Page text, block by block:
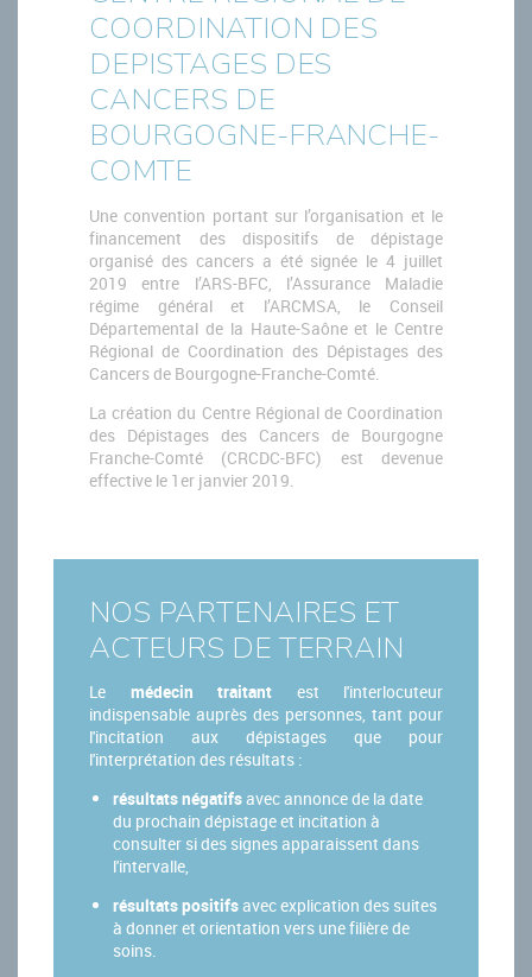
CANCER DU COL DE L'UTÉRUS
DÉPISTAGE DU CANCER DU COL DE L'UTÉRUS
LE DÉPISTAGE EN PRATIQUE
COORDINATION DES
DEPISTAGES DES
CANCERS DE
BOURGOGNE-FRANCHE-
COMTE
Une convention portant sur l’organisation et le
financement des dispositifs de dépistage
organisé des cancers a été signée le 4 juillet
2019 entre l’ARS-BFC, l’Assurance Maladie
régime général et l’ARCMSA, le Conseil
Départemental de la Haute-Saône et le Centre
Régional de Coordination des Dépistages des
Cancers de Bourgogne-Franche-Comté.
La création du Centre Régional de Coordination
des Dépistages des Cancers de Bourgogne
Franche-Comté (CRCDC-BFC) est devenue
effective le 1er janvier 2019.
NOS PARTENAIRES ET
ACTEURS DE TERRAIN
Le médecin traitant est l'interlocuteur
indispensable auprès des personnes, tant pour
l'incitation aux dépistages que pour
l'interprétation des résultats :
résultats négatifsavec annonce de la date
du prochain dépistage et incitation à
consulter si des signes apparaissent dans
l'intervalle,
résultats positifsavec explication des suites
à donner et orientation vers une filière de
soins.